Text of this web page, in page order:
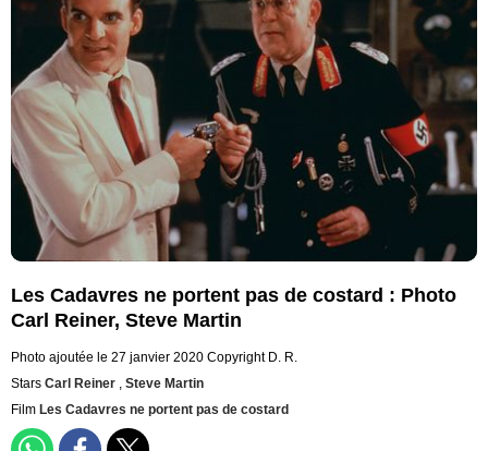
Les Cadavres ne portent pas de costard : Photo
Carl Reiner, Steve Martin
Photo ajoutée le 27 janvier 2020 Copyright D. R.
Stars Carl Reiner , Steve Martin
Film Les Cadavres ne portent pas de costard